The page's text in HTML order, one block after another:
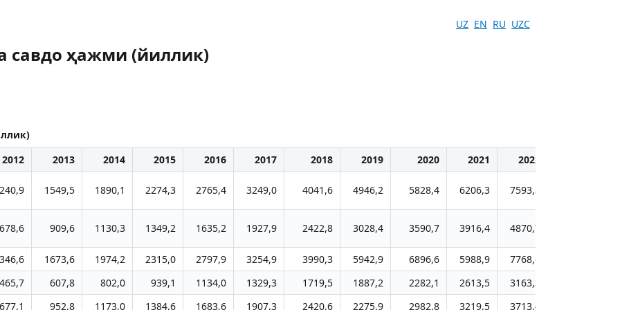
UZ EN RU UZC
савдо ҳажми (йиллик)
2012
2013 2014 2015 2016 2017 2018 2019 2020 2021 2022
1549,5 1890,1 2274,3 2765,4 3249,0 4041,6 4946,2 5828,4 6206,3 7593,3
678,6 909,6 1130,3 1349,2 1635,2 1927,9 2422,8 3028,4 3590,7 3916,4 4870,7
1673,6 1974,2 2315,0 2797,9 3254,9 3990,3 5942,9 6896,6 5988,9 7768,6
465,7
607,8 802,0 939,1 1134,0 1329,3 1719,5 1887,2 2282,1 2613,5 3163,3
677,1
952,8 1173,0 1384,6 1683,6 1907,3 2420,6 2275,9 2982,8 3219,5 3713,4